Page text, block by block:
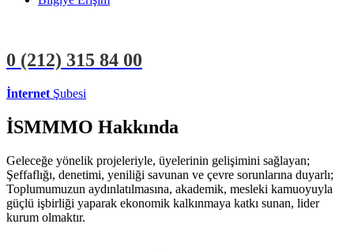
0 (212) 315 84 00
İnternet Şubesi
İSMMMO Hakkında
Geleceğe yönelik projeleriyle, üyelerinin gelişimini sağlayan;
Şeffaflığı, denetimi, yeniliği savunan ve çevre sorunlarına duyarlı;
Toplumumuzun aydınlatılmasına, akademik, mesleki kamuoyuyla
güçlü işbirliği yaparak ekonomik kalkınmaya katkı sunan, lider
kurum olmaktır.